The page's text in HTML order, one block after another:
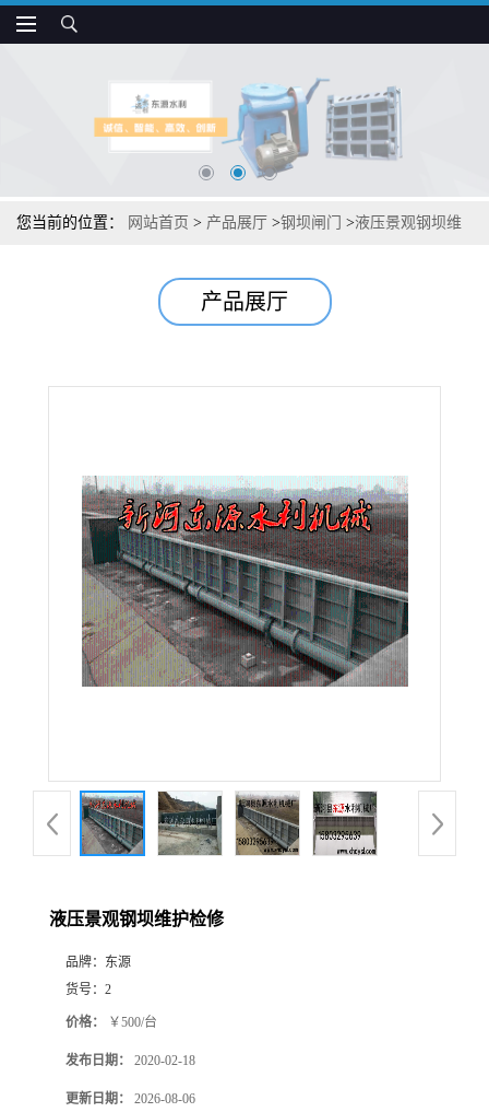
您当前的位置： 网站首页 > 产品展厅 >钢坝闸门 >液压景观钢坝维
产品展厅
液压景观钢坝维护检修
品牌： 东源
货号： 2
价格： ￥500/台
发布日期： 2020-02-18
更新日期： 2026-08-06